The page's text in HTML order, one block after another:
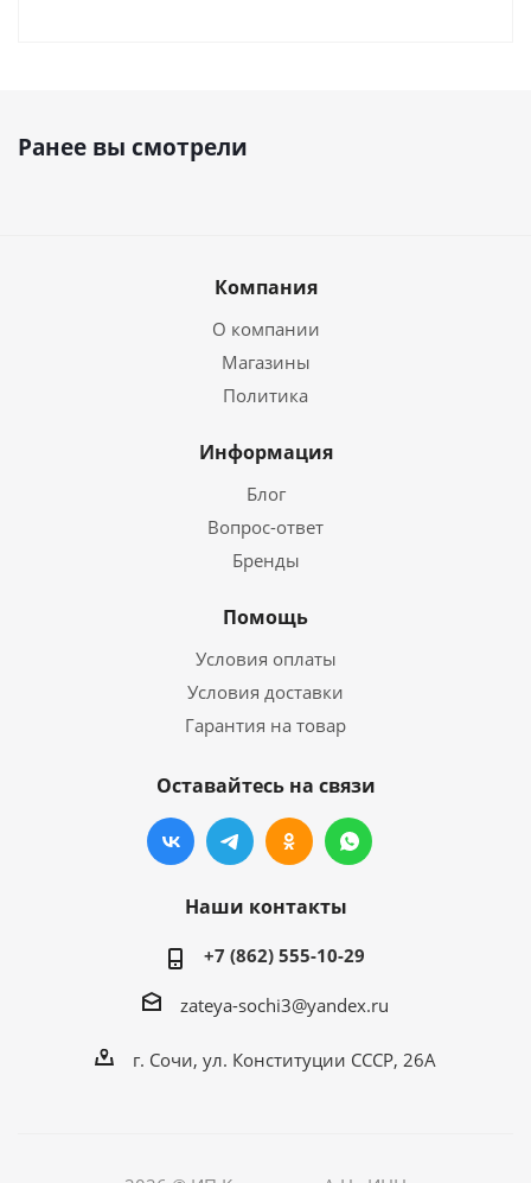
Ранее вы смотрели
Компания
О компании
Магазины
Политика
Информация
Блог
Вопрос-ответ
Бренды
Помощь
Условия оплаты
Условия доставки
Гарантия на товар
Оставайтесь на связи
Наши контакты
+7 (862) 555-10-29
zateya-sochi3@yandex.ru
г. Сочи, ул. Конституции СССР, 26А